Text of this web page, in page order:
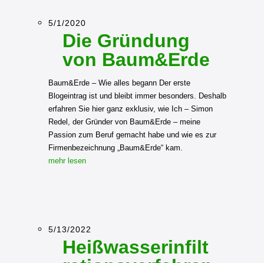
5/1/2020
Die Gründung
von Baum&Erde
Baum&Erde – Wie alles begann Der erste
Blogeintrag ist und bleibt immer besonders. Deshalb
erfahren Sie hier ganz exklusiv, wie Ich – Simon
Redel, der Gründer von Baum&Erde – meine
Passion zum Beruf gemacht habe und wie es zur
Firmenbezeichnung „Baum&Erde“ kam.
mehr lesen
5/13/2022
Heißwasserinfilt